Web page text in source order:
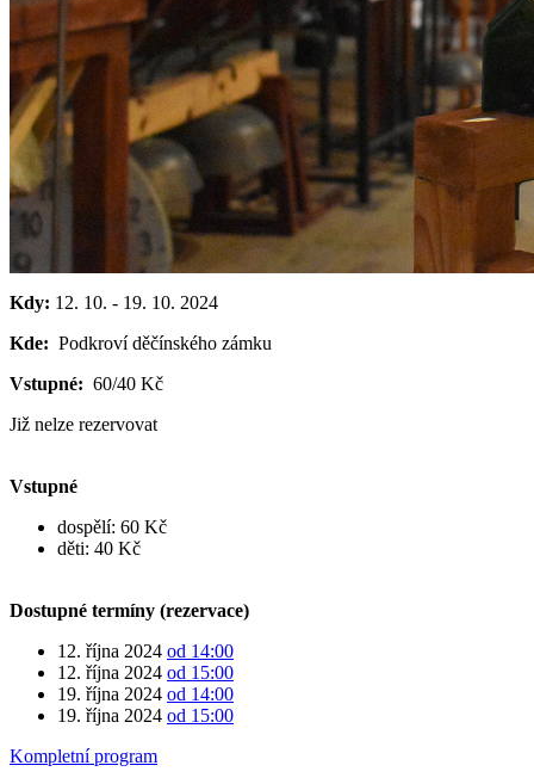
Kdy: 12. 10. - 19. 10. 2024
Kde: Podkroví děčínského zámku
Vstupné: 60/40 Kč
Již nelze rezervovat
Vstupné
dospělí: 60 Kč
děti: 40 Kč
Dostupné termíny (rezervace)
12. října 2024 od 14:00
12. října 2024 od 15:00
19. října 2024 od 14:00
19. října 2024 od 15:00
Kompletní program